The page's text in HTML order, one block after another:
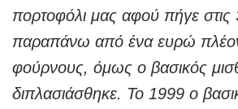
πορτοφόλι μας αφού πήγε
παραπάνω από ένα ευρώ
φούρνους, όμως ο βασικός
διπλασιάσθηκε. Το 1999 ο